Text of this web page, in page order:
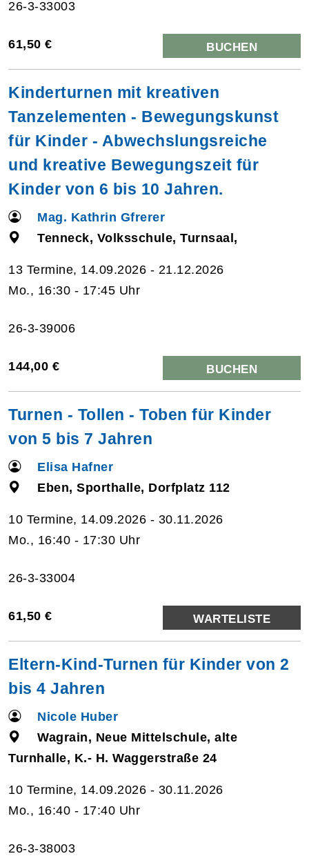
26-3-33003
61,50 € BUCHEN
Kinderturnen mit kreativen
Tanzelementen - Bewegungskunst
für Kinder - Abwechslungsreiche
und kreative Bewegungszeit für
Kinder von 6 bis 10 Jahren.
Mag. Kathrin Gfrerer
Tenneck, Volksschule, Turnsaal,
13 Termine, 14.09.2026 - 21.12.2026
Mo., 16:30 - 17:45 Uhr
26-3-39006
144,00 € BUCHEN
Turnen - Tollen - Toben für Kinder
von 5 bis 7 Jahren
Elisa Hafner
Eben, Sporthalle, Dorfplatz 112
10 Termine, 14.09.2026 - 30.11.2026
Mo., 16:40 - 17:30 Uhr
26-3-33004
61,50 € WARTELISTE
Eltern-Kind-Turnen für Kinder von 2
bis 4 Jahren
Nicole Huber
Wagrain, Neue Mittelschule, alte
Turnhalle, K.- H. Waggerstraße 24
10 Termine, 14.09.2026 - 30.11.2026
Mo., 16:40 - 17:40 Uhr
26-3-38003